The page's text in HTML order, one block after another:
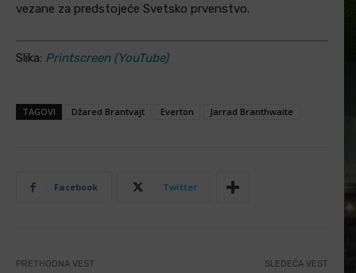
vezane za predstojeće Svetsko prvenstvo.
Slika: Printscreen (YouTube)
TAGOVI Džared Brantvajt Everton Jarrad Branthwaite
Facebook Twitter
PRETHODNA VEST SLEDEĆA VEST